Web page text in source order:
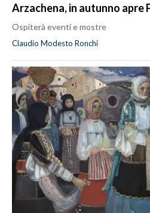
Arzachena, in autunno apre
Ospiterà eventi e mostre
Claudio Modesto Ronchi